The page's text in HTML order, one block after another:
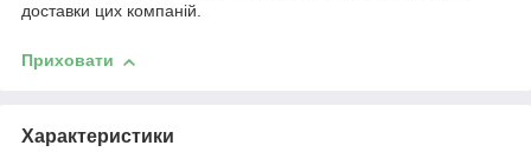
доставки цих компаній.
Приховати
Характеристики